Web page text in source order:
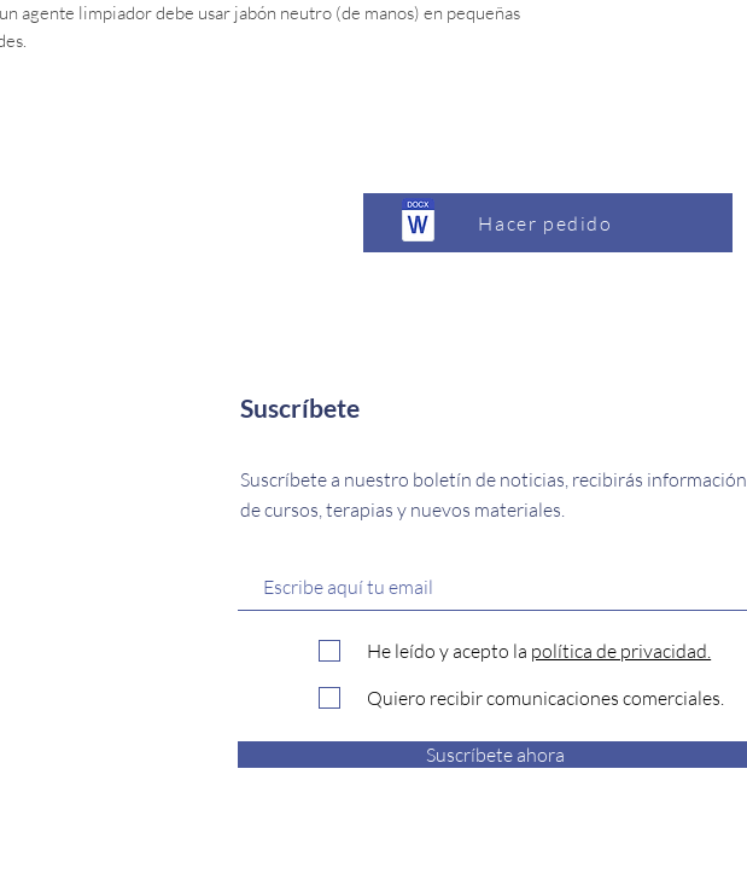
agente limpiador debe usar jabón neutro (de manos) en pequeñas
Hacer pedido
Suscríbete
Suscríbete a nuestro boletín de noticias, recibirás información
de cursos, terapias y nuevos materiales.
He leído y acepto la política de privacidad.
Quiero recibir comunicaciones comerciales.
Suscríbete ahora